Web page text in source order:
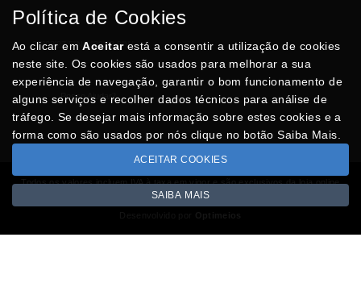
37°08'27.5"N 8°32'13.9"W
Posso Ajudar?
Todos os valores incluem IVA à taxa em vigor e são exclusivos da loja online
Copyright © CASACARMINHO.com 2026
Política de Cookies
Ao clicar emAceitarestá a consentir a utilização de cookies
neste site. Os cookies são usados para melhorar a sua
experiência de navegação, garantir o bom funcionamento de
alguns serviços e recolher dados técnicos para análise de
tráfego. Se desejar mais informação sobre estes cookies e a
forma como são usados por nós clique no botão Saiba Mais.
ACEITAR COOKIES
SAIBA MAIS